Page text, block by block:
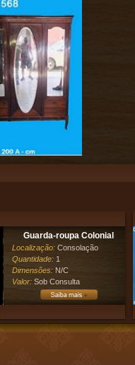
Guarda-roupa Colonial
Localização: Consolação
Quantidade: 1
Dimensões: N/C
Valor: Sob Consulta